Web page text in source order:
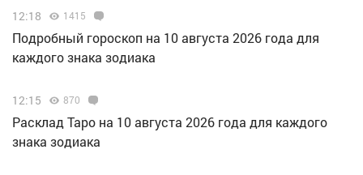
12:18 1415
Подробный гороскоп на 10 августа 2026 года для
каждого знака зодиака
12:15 870
Расклад Таро на 10 августа 2026 года для каждого
знака зодиака